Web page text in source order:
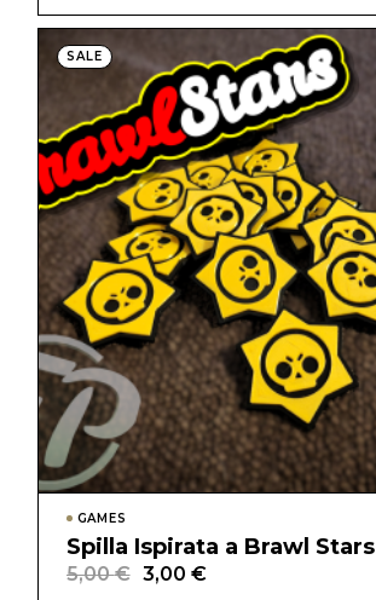
originale
era:
15,00 €.
attuale
è:
12,00 €.
SALE
GAMES
Spilla Ispirata a Brawl Stars
5,00€
Il
3,00 €
Il